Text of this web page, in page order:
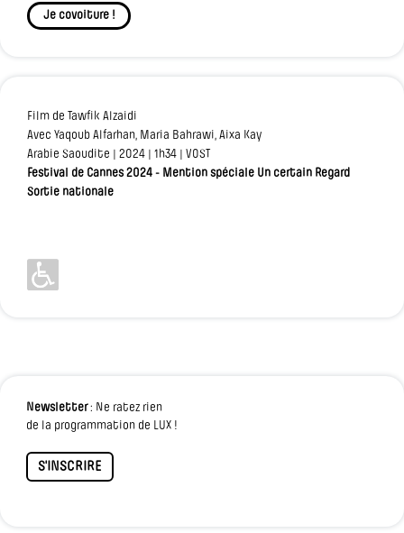
Je covoiture !
Film de Tawfik Alzaidi
Avec Yaqoub Alfarhan, Maria Bahrawi, Aixa Kay
Arabie Saoudite | 2024 | 1h34 | VOST
Festival de Cannes 2024 - Mention spéciale Un certain Regard
Sortie nationale
Newsletter: Ne ratez rien
de la programmation de LUX !
S'INSCRIRE